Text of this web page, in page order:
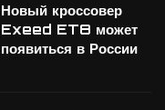
Новый кроссовер
Exeed ET8 может
появиться в России